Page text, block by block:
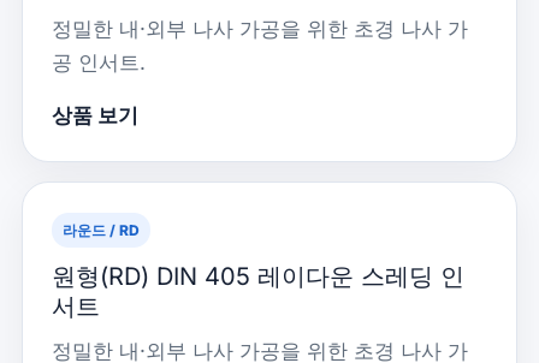
정밀한 내·외부 나사 가공을 위한 초경 나사 가
공 인서트.
상품 보기
라운드 / RD
원형(RD) DIN 405 레이다운 스레딩 인
서트
정밀한 내·외부 나사 가공을 위한 초경 나사 가